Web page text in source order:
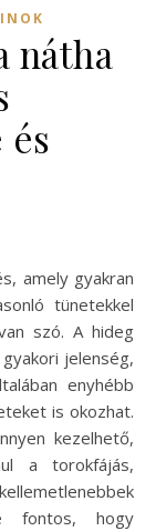
nátha
tünetekkel
szó. A hideg
jelenség,
enyhébb
is okozhat.
kezelhető,
a torokfájás,
fontos, hogy